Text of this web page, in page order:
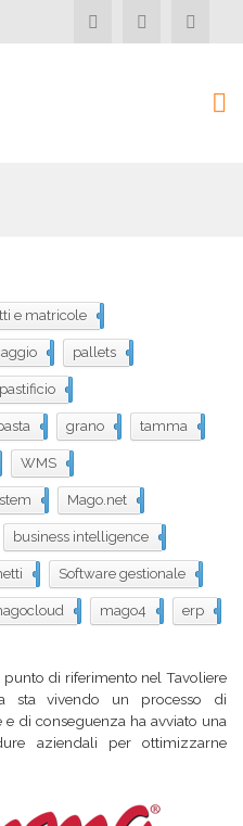
e matricole
135pallets
pastificio
130grano 129tamma
110WMS
Mago.net
business intelligence
Software gestionale
mago4 erp
di riferimento nel Tavoliere
sta vivendo un processo di
di conseguenza ha avviato una
aziendali per ottimizzarne